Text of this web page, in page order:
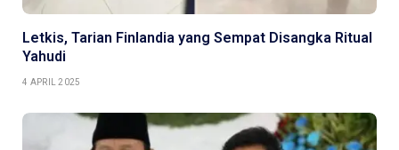
Letkis, Tarian Finlandia yang Sempat Disangka Ritual
Yahudi
4 APRIL 2025